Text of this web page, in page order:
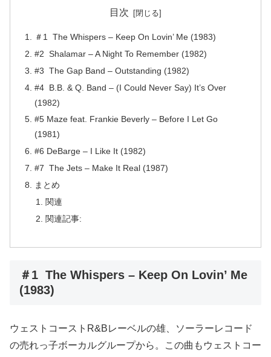
目次
＃1 The Whispers – Keep On Lovin’ Me (1983)
#2 Shalamar – A Night To Remember (1982)
#3 The Gap Band – Outstanding (1982)
#4 B.B. & Q. Band – (I Could Never Say) It’s Over
(1982)
#5 Maze feat. Frankie Beverly – Before I Let Go
(1981)
#6 DeBarge – I Like It (1982)
#7 The Jets – Make It Real (1987)
まとめ
関連
関連記事:
＃1 The Whispers – Keep On Lovin’ Me
(1983)
ウェストコーストR&Bレーベルの雄、ソーラーレコード
の売れっ子ボーカルグループから。この曲もウェストコー